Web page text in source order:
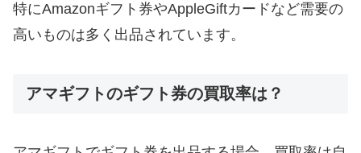
特にAmazonギフト券やAppleGiftカードなど需要の
高いものは多く出品されています。
アマギフトのギフト券の買取率は？